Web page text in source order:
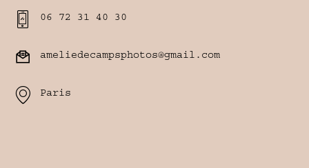
06 72 31 40 30
ameliedecampsphotos@gmail.com
Paris